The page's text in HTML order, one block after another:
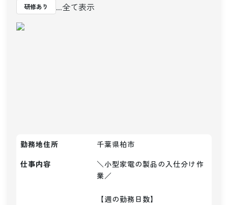
研修あり
...全て表示
勤務地住所
千葉県柏市
仕事内容
＼小型家電の製品の入仕分け作
業／
【週の勤務日数】